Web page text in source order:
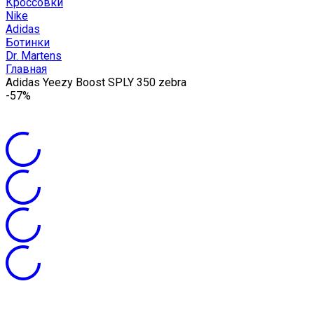
Nike
Adidas
Ботинки
Dr. Martens
Главная
Adidas Yeezy Boost SPLY 350 zebra
-57%